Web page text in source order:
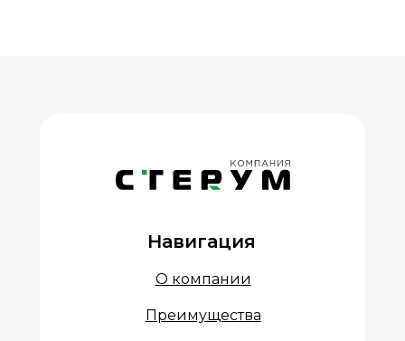
О компании
Преимущества
Навигация